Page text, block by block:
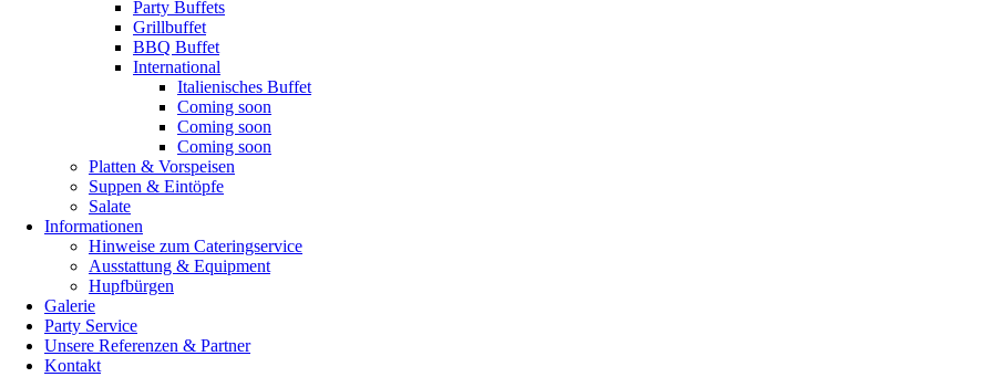
Party Buffets
Grillbuffet
BBQ Buffet
International
Italienisches Buffet
Coming soon
Coming soon
Coming soon
Platten & Vorspeisen
Suppen & Eintöpfe
Salate
Informationen
Hinweise zum Cateringservice
Ausstattung & Equipment
Hupfbürgen
Galerie
Party Service
Unsere Referenzen & Partner
Kontakt